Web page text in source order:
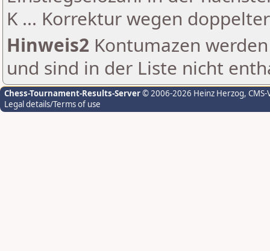
K ... Korrektur wegen
Hinweis2 Kontumazen
und sind in der Liste nicht
Chess-Tournament-Results-Server© 2006-2026 Heinz Herzog,
Legal details/Terms of use